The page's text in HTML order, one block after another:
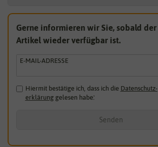
Gerne informieren wir Sie, sobald der
Artikel wieder verfügbar ist.
E-MAIL-ADRESSE
Hiermit bestätige ich, dass ich die Daten­schutz­
erklärunggelesen habe.*
Senden